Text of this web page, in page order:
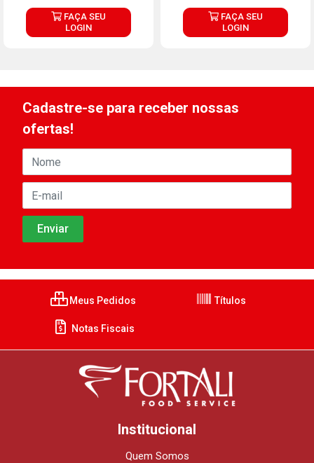
FAÇA SEU
LOGIN
FAÇA SEU
LOGIN
Cadastre-se para receber nossas
ofertas!
Meus Pedidos Títulos
Notas Fiscais
Institucional
Quem Somos